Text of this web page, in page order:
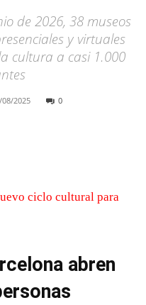
de 2026, 38 museos
y virtuales
cultura a casi 1.000
08/2025 0
abren